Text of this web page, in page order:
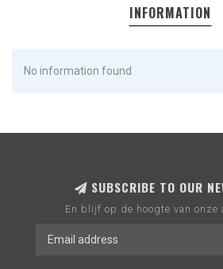
INFORMATION
No information found
SUBSCRIBE TO OUR
En blijf op de hoogte van onze